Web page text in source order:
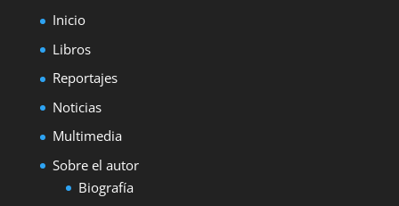
Inicio
Libros
Reportajes
Noticias
Multimedia
Sobre el autor
Biografía